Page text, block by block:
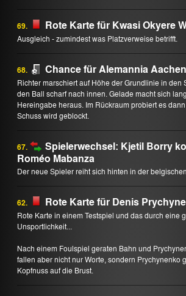
69. Rote Karte für Kwasi Okyere
Ausgleich - zumindest was Platzverweise betrifft.
68. Chance für Alemannia Aachen
Richter marschiert auf Höhe der Grundlinie in den
den Ball scharf nach innen. Gelade macht sich
Hereingabe heraus. Im Rückraum probiert es
Schuss wird geblockt.
67.
Spielerwechsel: Kjetil Borry
Roméo Mabanza
Der neue Spieler reiht sich hinten in der
62. Rote Karte für Denis
Rote Karte in einem Testspiel und das durch eine
Unsportlichkeit...
Nach einem Foulspiel geraten Bahn und
fallen aber nicht nur Worte, sondern Prychynenko
Kopfnuss auf die Brust.